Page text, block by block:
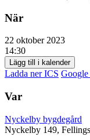
När
22 oktober 2023
14:30
Lägg till i kalender
Ladda ner ICS
Var
Nyckelby bygdegård
Nyckelby 149,